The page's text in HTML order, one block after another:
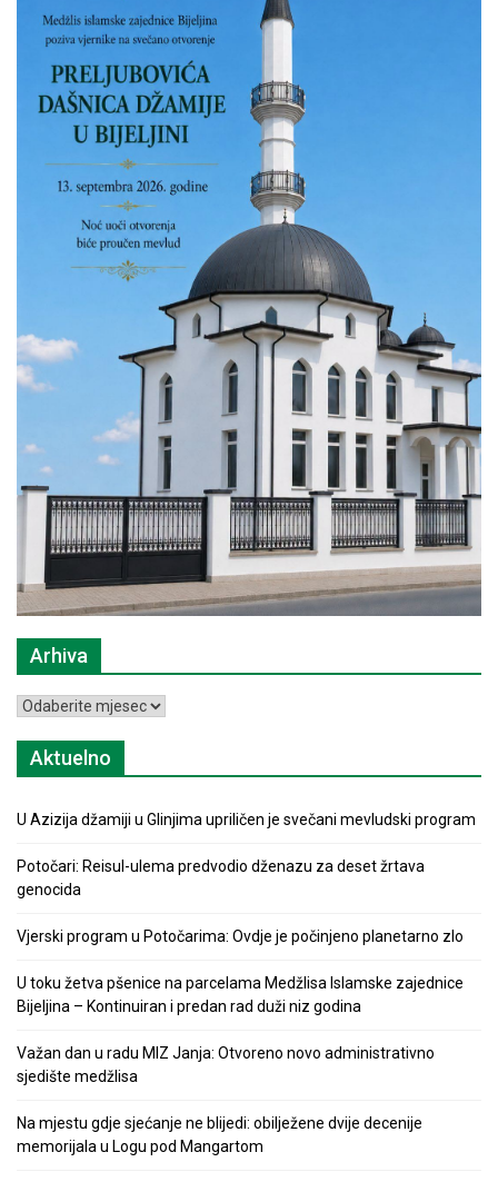
Arhiva
Arhiva
Aktuelno
U Azizija džamiji u Glinjima upriličen je svečani mevludski program
Potočari: Reisul-ulema predvodio dženazu za deset žrtava
genocida
Vjerski program u Potočarima: Ovdje je počinjeno planetarno zlo
U toku žetva pšenice na parcelama Medžlisa Islamske zajednice
Bijeljina – Kontinuiran i predan rad duži niz godina
Važan dan u radu MIZ Janja: Otvoreno novo administrativno
sjedište medžlisa
Na mjestu gdje sjećanje ne blijedi: obilježene dvije decenije
memorijala u Logu pod Mangartom